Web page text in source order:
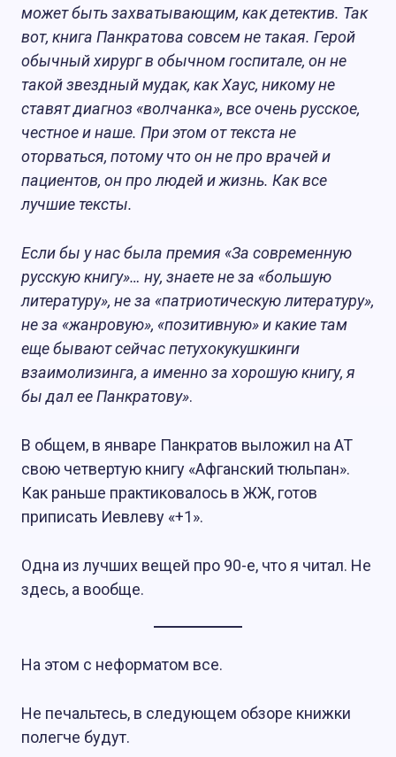
может быть захватывающим, как детектив. Так
вот, книга Панкратова совсем не такая. Герой
обычный хирург в обычном госпитале, он не
такой звездный мудак, как Хаус, никому не
ставят диагноз «волчанка», все очень русское,
честное и наше. При этом от текста не
оторваться, потому что он не про врачей и
пациентов, он про людей и жизнь. Как все
лучшие тексты.
Если бы у нас была премия «За современную
русскую книгу»… ну, знаете не за «большую
литературу», не за «патриотическую литературу»,
не за «жанровую», «позитивную» и какие там
еще бывают сейчас петухокукушкинги
взаимолизинга, а именно за хорошую книгу, я
бы дал ее Панкратову».
В общем, в январе Панкратов выложил на АТ
свою четвертую книгу «Афганский тюльпан».
Как раньше практиковалось в ЖЖ, готов
приписать Иевлеву «+1».
Одна из лучших вещей про 90-е, что я читал. Не
здесь, а вообще.
На этом с неформатом все.
Не печальтесь, в следующем обзоре книжки
полегче будут.